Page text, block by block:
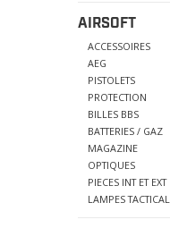
AIRSOFT
ACCESSOIRES
AEG
PISTOLETS
PROTECTION
BILLES BBS
BATTERIES / GAZ
MAGAZINE
OPTIQUES
PIECES INT ET EXT
LAMPES TACTICAL